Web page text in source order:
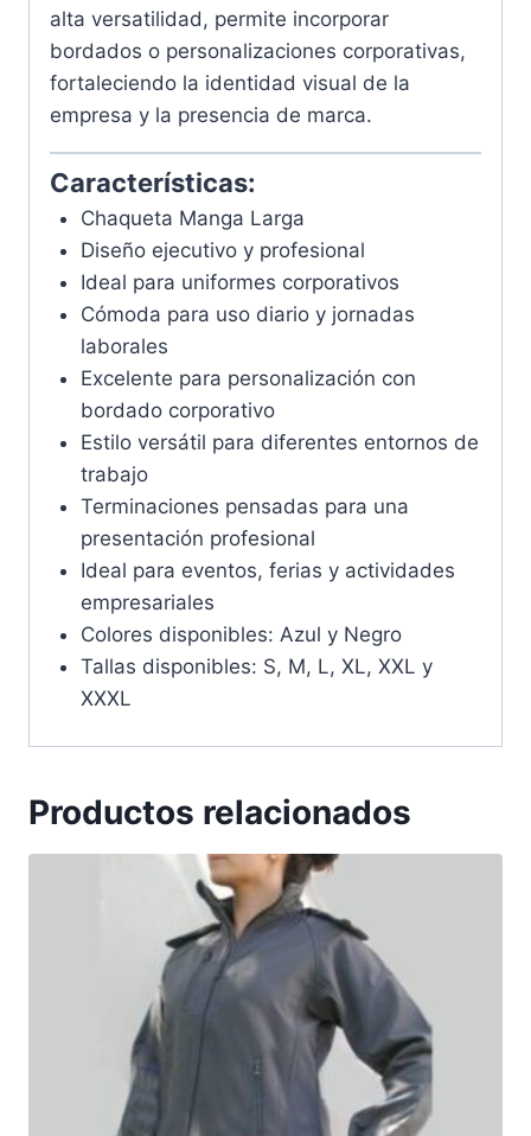
alta versatilidad, permite incorporar
bordados o personalizaciones corporativas,
fortaleciendo la identidad visual de la
empresa y la presencia de marca.
Características:
Chaqueta Manga Larga
Diseño ejecutivo y profesional
Ideal para uniformes corporativos
Cómoda para uso diario y jornadas
laborales
Excelente para personalización con
bordado corporativo
Estilo versátil para diferentes entornos de
trabajo
Terminaciones pensadas para una
presentación profesional
Ideal para eventos, ferias y actividades
empresariales
Colores disponibles: Azul y Negro
Tallas disponibles: S, M, L, XL, XXL y
XXXL
Productos relacionados